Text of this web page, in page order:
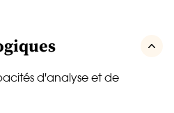
d'analyse et de